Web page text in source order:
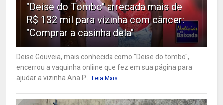
"Deise do Tombo" arrecada mais de
R$ 132 mil para vizinha com câncer:
"Comprar a casinha dela"
Deise Gouveia, mais conhecida como "Deise do tombo",
encerrou a vaquinha onliine que fez em sua página para
ajudar a vizinha Ana P...
Leia Mais